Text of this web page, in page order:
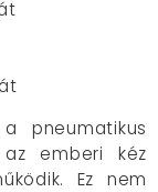
pneumatikus
emberi kéz
Ez nem